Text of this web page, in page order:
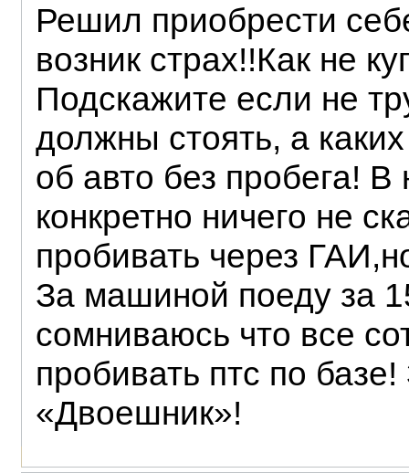
Решил приобрести
возник страх!!Как не
Подскажите если не
должны стоять, а
об авто без пробега!
конкретно ничего не
пробивать через
За машиной поеду за
сомниваюсь что все
пробивать птс по
«Двоешник»!